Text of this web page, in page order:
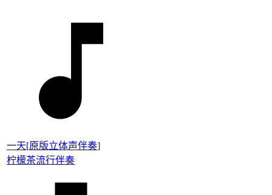
一天[原版立体声伴奏]
柠檬茶流行伴奏